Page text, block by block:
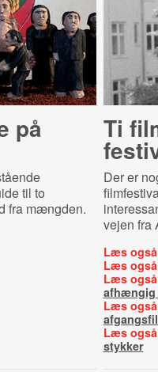
på
til to
fra mængden.
Ti
Der er
vejen fra
Læs
Læs
Læs
afhængig
Læs
Læs
stykker